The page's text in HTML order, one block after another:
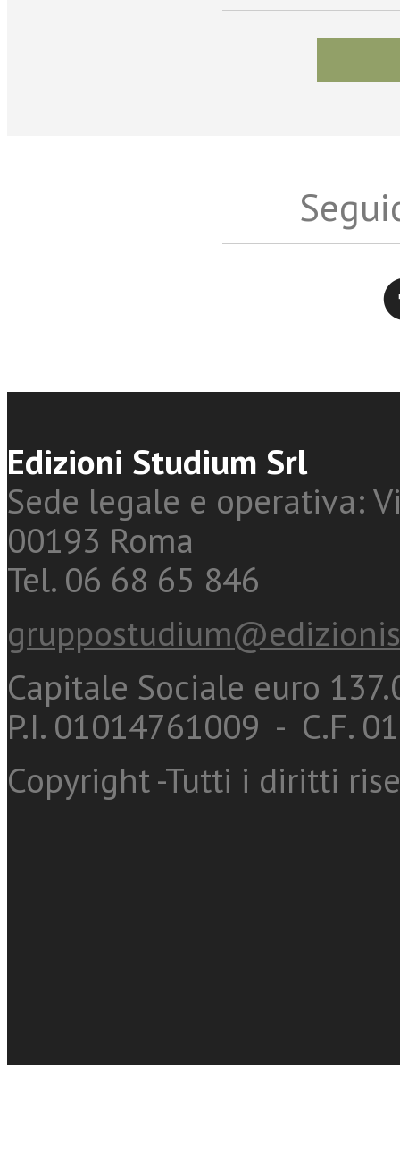
Edizioni Studium Srl
Sede legale e operativa:
00193 Roma
Tel. 06 68 65 846
Capitale Sociale euro
P.I. 01014761009 - C.F.
Copyright -Tutti i diritti